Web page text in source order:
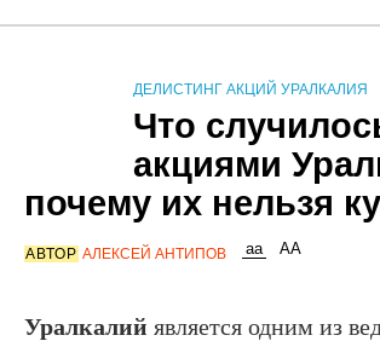
ДЕЛИСТИНГ АКЦИЙ УРАЛКАЛИЯ
Что
акциями
почему их нельзя
АВТОР АЛЕКСЕЙ АНТИПОВ
Уралкалий является одним из